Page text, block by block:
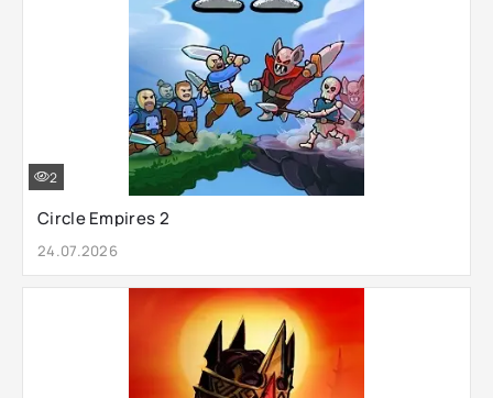
Circle Empires 2
24.07.2026
2